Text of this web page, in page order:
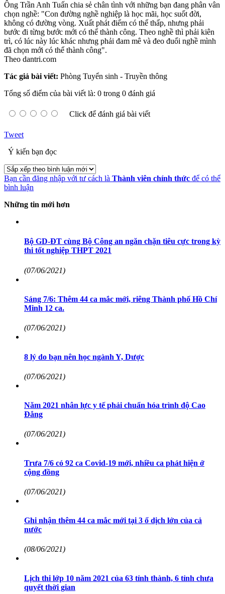
Ông Trần Anh Tuấn chia sẻ chân tình với những bạn đang phân vân
chọn nghề: "Con đường nghề nghiệp là học mãi, học suốt đời,
không có đường vòng. Xuất phát điểm có thể thấp, nhưng phải
bước đi từng bước mới có thể thành công. Theo nghề thì phải kiên
trì, có lúc này lúc khác nhưng phải đam mê và đeo đuổi nghề mình
đã chọn mới có thể thành công".
Theo dantri.com
Tác giả bài viết: Phòng Tuyển sinh - Truyền thông
Tổng số điểm của bài viết là: 0 trong 0 đánh giá
Click để đánh giá bài viết
Tweet
Ý kiến bạn đọc
Bạn cần đăng nhập với tư cách là Thành viên chính thức để có thể
bình luận
Những tin mới hơn
Bộ GD-ĐT cùng Bộ Công an ngăn chặn tiêu cực trong kỳ
thi tốt nghiệp THPT 2021
(07/06/2021)
Sáng 7/6: Thêm 44 ca mắc mới, riêng Thành phố Hồ Chí
Minh 12 ca.
(07/06/2021)
8 lý do bạn nên học ngành Y, Dược
(07/06/2021)
Năm 2021 nhân lực y tế phải chuẩn hóa trình độ Cao
Đẳng
(07/06/2021)
Trưa 7/6 có 92 ca Covid-19 mới, nhiều ca phát hiện ở
cộng đồng
(07/06/2021)
Ghi nhận thêm 44 ca mắc mới tại 3 ổ dịch lớn của cả
nước
(08/06/2021)
Lịch thi lớp 10 năm 2021 của 63 tỉnh thành, 6 tỉnh chưa
quyết thời gian